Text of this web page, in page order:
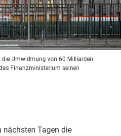
Umwidmung von 60 Milliarden
Finanzministerium seinen
nächsten Tagen die